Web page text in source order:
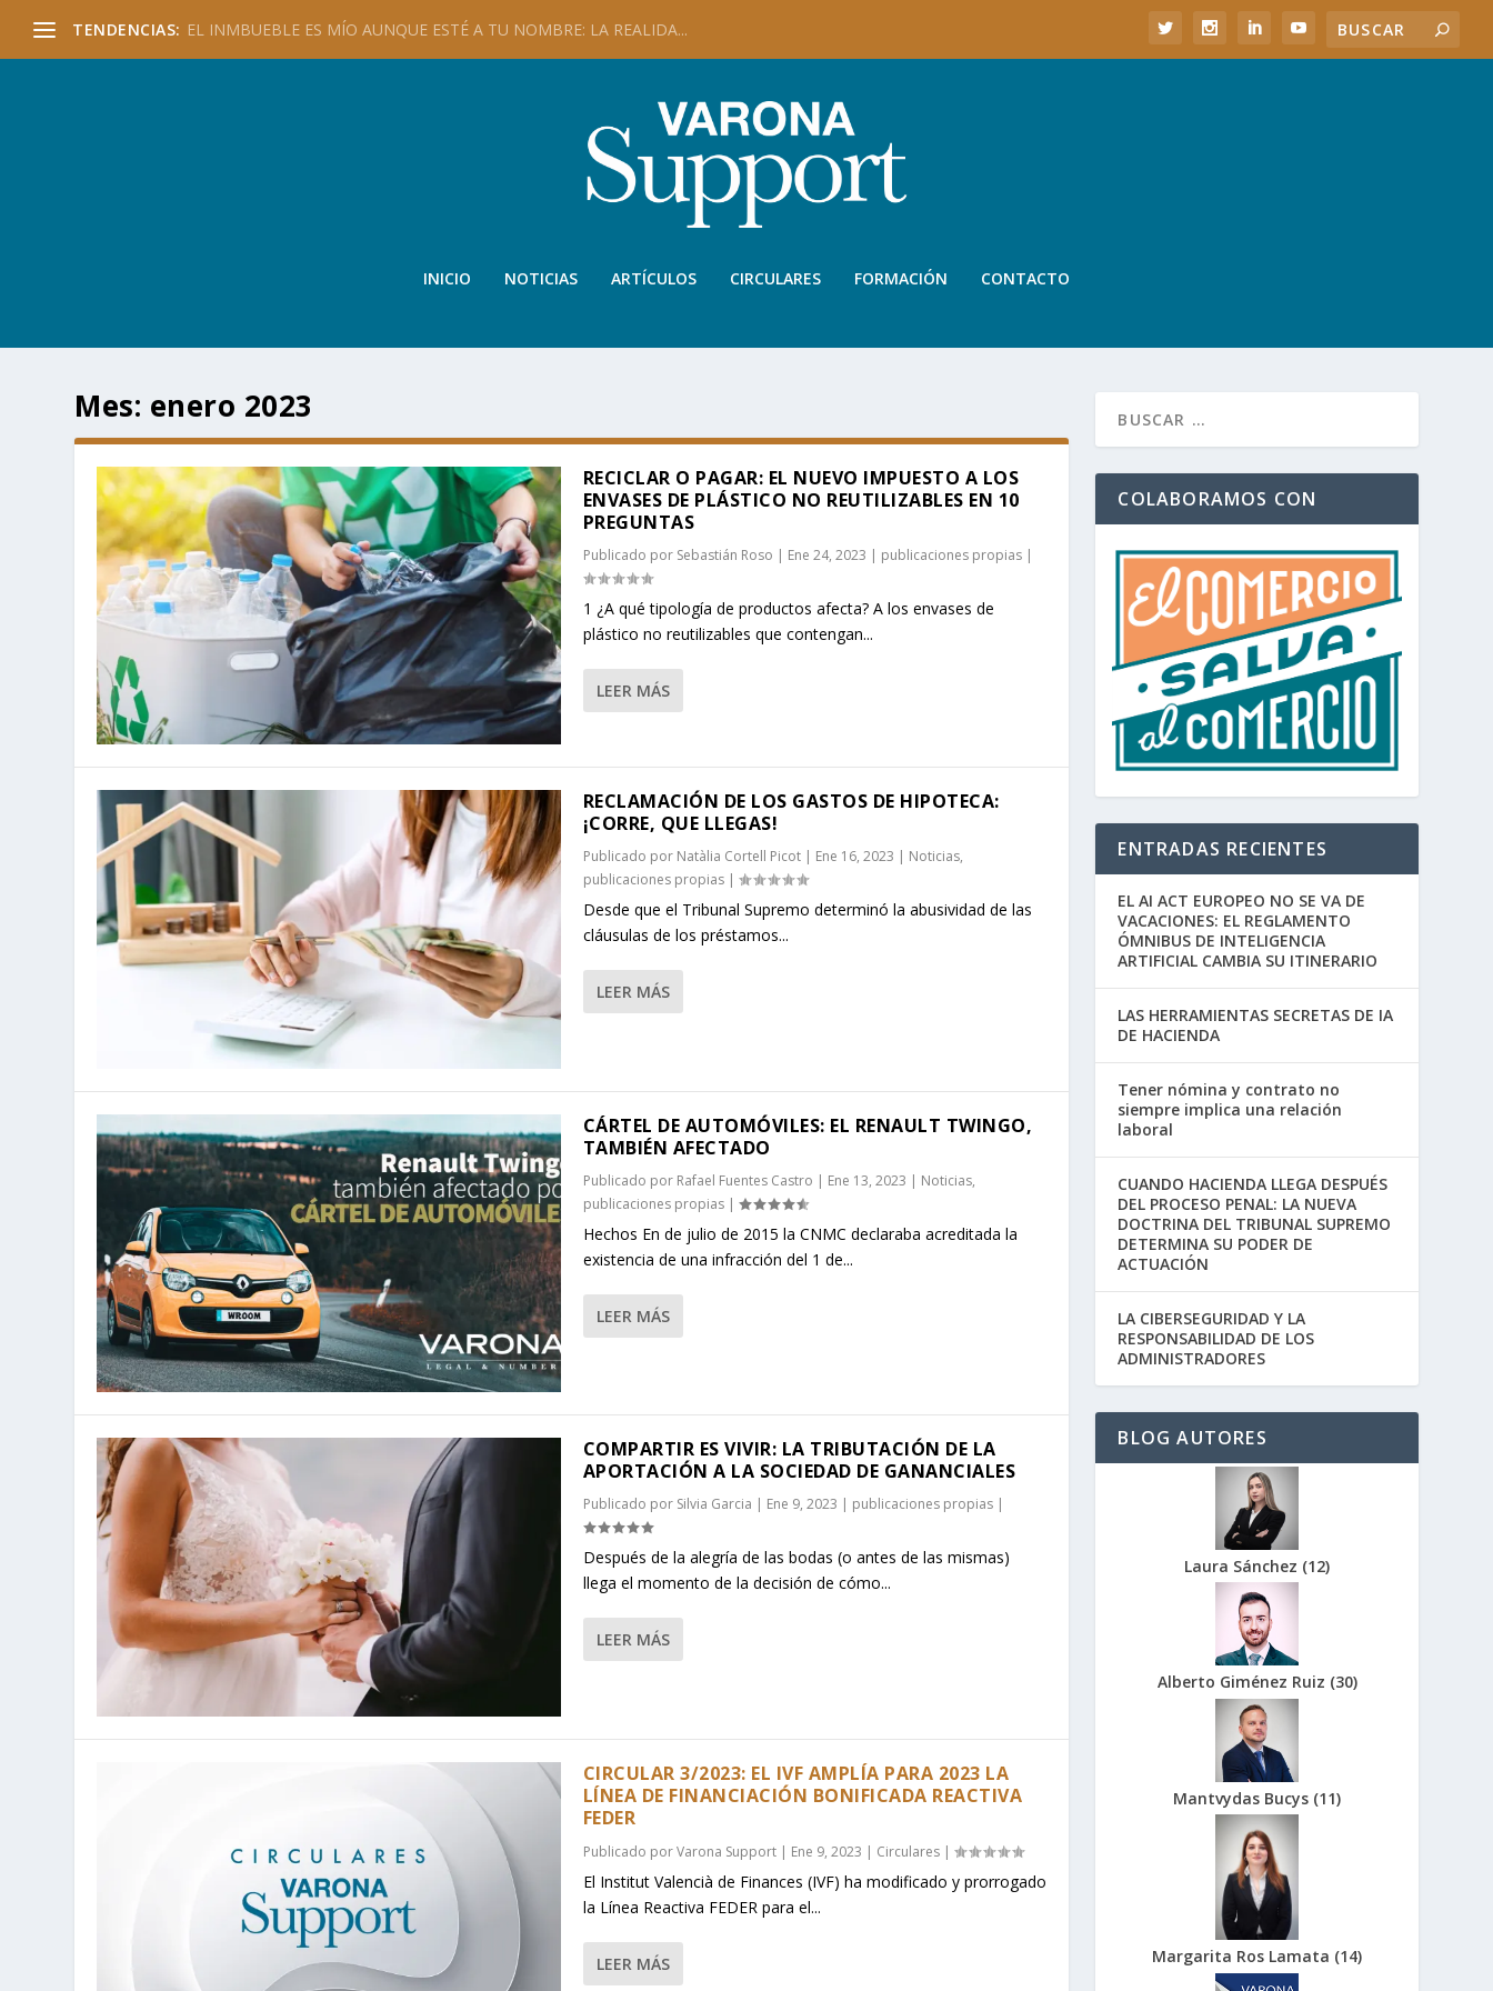
TENDENCIAS: EL INMBUEBLE ES MÍO AUNQUE ESTÉ A TU NOMBRE: LA REALIDA...
INICIO NOTICIAS ARTÍCULOS CIRCULARES FORMACIÓN CONTACTO
Mes: enero 2023
RECICLAR O PAGAR: EL NUEVO IMPUESTO A LOS
ENVASES DE PLÁSTICO NO REUTILIZABLES EN 10
PREGUNTAS
Publicado por Sebastián Roso | Ene 24, 2023 | publicaciones propias|
1 ¿A qué tipología de productos afecta? A los envases de
plástico no reutilizables que contengan...
LEER MÁS
RECLAMACIÓN DE LOS GASTOS DE HIPOTECA:
¡CORRE, QUE LLEGAS!
Publicado por Natàlia Cortell Picot| Ene 16, 2023 | Noticias,
publicaciones propias|
Desde que el Tribunal Supremo determinó la abusividad de las
cláusulas de los préstamos...
LEER MÁS
CÁRTEL DE AUTOMÓVILES: EL RENAULT TWINGO,
TAMBIÉN AFECTADO
Publicado por Rafael Fuentes Castro | Ene 13, 2023 | Noticias,
publicaciones propias|
Hechos En de julio de 2015 la CNMC declaraba acreditada la
existencia de una infracción del 1 de...
LEER MÁS
COMPARTIR ES VIVIR: LA TRIBUTACIÓN DE LA
APORTACIÓN A LA SOCIEDAD DE GANANCIALES
Publicado por Silvia Garcia | Ene 9, 2023 | publicaciones propias|
Después de la alegría de las bodas (o antes de las mismas)
llega el momento de la decisión de cómo...
LEER MÁS
CIRCULAR 3/2023: EL IVF AMPLÍA PARA 2023 LA
LÍNEA DE FINANCIACIÓN BONIFICADA REACTIVA
FEDER
Publicado porVarona Support| Ene 9, 2023 | Circulares|
El Institut Valencià de Finances (IVF) ha modificado y prorrogado
la Línea Reactiva FEDER para el...
LEER MÁS
COLABORAMOS CON
ENTRADAS RECIENTES
EL AI ACT EUROPEO NO SE VA DE
VACACIONES: EL REGLAMENTO
ÓMNIBUS DE INTELIGENCIA
ARTIFICIAL CAMBIA SU ITINERARIO
LAS HERRAMIENTAS SECRETAS DE IA
DE HACIENDA
Tener nómina y contrato no
siempre implica una relación
laboral
CUANDO HACIENDA LLEGA DESPUÉS
DEL PROCESO PENAL: LA NUEVA
DOCTRINA DEL TRIBUNAL SUPREMO
DETERMINA SU PODER DE
ACTUACIÓN
LA CIBERSEGURIDAD Y LA
RESPONSABILIDAD DE LOS
ADMINISTRADORES
BLOG AUTORES
Laura Sánchez (12)
Alberto Giménez Ruiz (30)
Mantvydas Bucys (11)
Margarita Ros Lamata (14)